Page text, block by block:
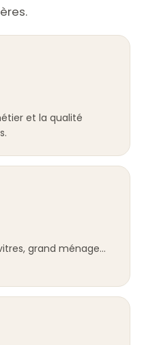
et la qualité
grand ménage…